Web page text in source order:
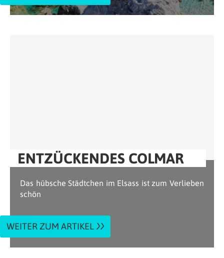
ENTZÜCKENDES COLMAR
Das hübsche Städtchen im Elsass ist zum Verlieben
schön
WEITER ZUM ARTIKEL